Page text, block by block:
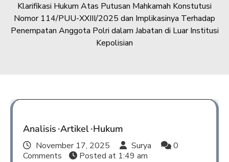
Klarifikasi Hukum Atas Putusan Mahkamah Konstutusi
Nomor 114/PUU-XXIII/2025 dan Implikasinya Terhadap
Penempatan Anggota Polri dalam Jabatan di Luar Institusi
Kepolisian
Analisis Artikel Hukum
November 17, 2025 Surya
0
Comments
Posted at 1:49 am